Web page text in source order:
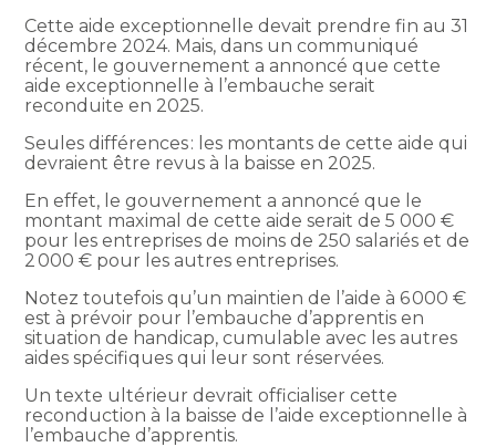
Cette aide exceptionnelle devait prendre fin au 31
décembre 2024. Mais, dans un communiqué
récent, le gouvernement a annoncé que cette
aide exceptionnelle à l’embauche serait
reconduite en 2025.
Seules différences : les montants de cette aide qui
devraient être revus à la baisse en 2025.
En effet, le gouvernement a annoncé que le
montant maximal de cette aide serait de 5 000 €
pour les entreprises de moins de 250 salariés et de
2 000 € pour les autres entreprises.
Notez toutefois qu’un maintien de l’aide à 6 000 €
est à prévoir pour l’embauche d’apprentis en
situation de handicap, cumulable avec les autres
aides spécifiques qui leur sont réservées.
Un texte ultérieur devrait officialiser cette
reconduction à la baisse de l’aide exceptionnelle à
l’embauche d’apprentis.